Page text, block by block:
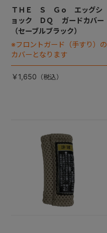
ＴＨＥ Ｓ Ｇｏ エッグシ
ョック ＤＱ ガードカバー
（セーブルブラック）
※フロントガード（手すり）の
カバーとなります
￥1,650